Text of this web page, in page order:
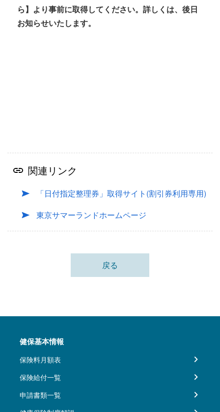
ら】より事前に取得してください。詳しくは、後日
お知らせいたします。
関連リンク
「日付指定整理券」取得サイト(割引券利用専用)
東京サマーランドホームページ
戻る
健保基本情報
保険料月額表
保険給付一覧
申請書類一覧